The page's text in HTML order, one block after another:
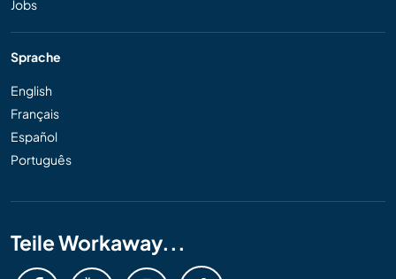
Jobs
Sprache
English
Français
Español
Português
Teile Workaway...